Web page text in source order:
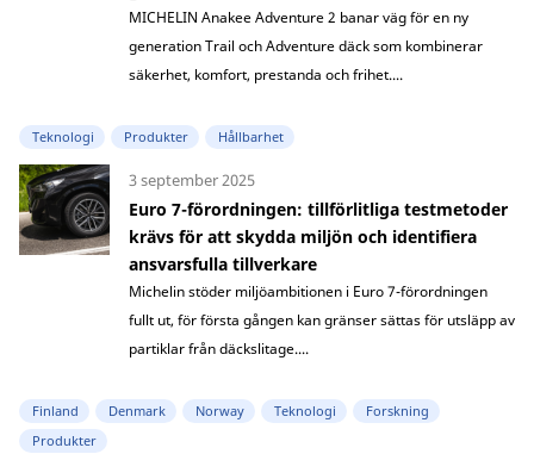
MICHELIN Anakee Adventure 2 banar väg för en ny
generation Trail och Adventure däck som kombinerar
säkerhet, komfort, prestanda och frihet....
Teknologi Produkter Hållbarhet
3 september 2025
Euro 7-förordningen: tillförlitliga testmetoder
krävs för att skydda miljön och identifiera
ansvarsfulla tillverkare
Michelin stöder miljöambitionen i Euro 7-förordningen
fullt ut, för första gången kan gränser sättas för utsläpp av
partiklar från däckslitage....
Finland Denmark Norway Teknologi
Forskning
Produkter